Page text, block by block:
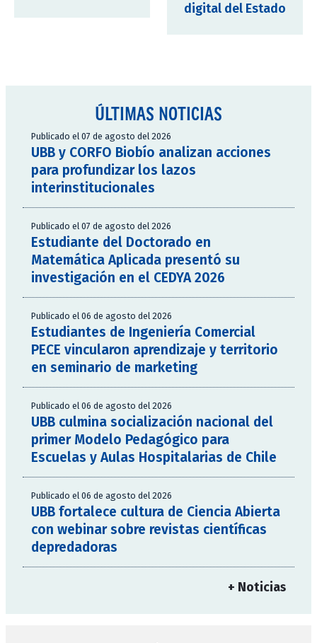
digital del Estado
ÚLTIMAS NOTICIAS
Publicado el 07 de agosto del 2026
UBB y CORFO Biobío analizan acciones
para profundizar los lazos
interinstitucionales
Publicado el 07 de agosto del 2026
Estudiante del Doctorado en
Matemática Aplicada presentó su
investigación en el CEDYA 2026
Publicado el 06 de agosto del 2026
Estudiantes de Ingeniería Comercial
PECE vincularon aprendizaje y territorio
en seminario de marketing
Publicado el 06 de agosto del 2026
UBB culmina socialización nacional del
primer Modelo Pedagógico para
Escuelas y Aulas Hospitalarias de Chile
Publicado el 06 de agosto del 2026
UBB fortalece cultura de Ciencia Abierta
con webinar sobre revistas científicas
depredadoras
+ Noticias